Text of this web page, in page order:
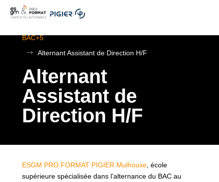
BAC+5
$
Alternant Assistant de Direction H/F
Alternant
Assistant de
Direction H/F
ESGM PRO FORMAT PIGIER Mulhouse, école
supérieure spécialisée dans l’alternance du BAC au